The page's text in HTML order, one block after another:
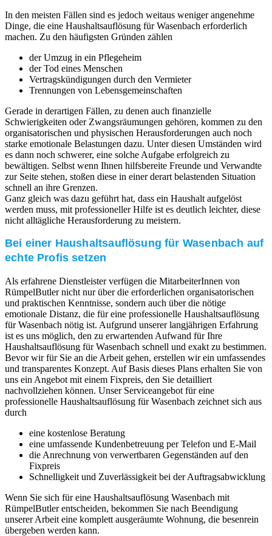
In den meisten Fällen sind es jedoch weitaus weniger angenehme
Dinge, die eine Haushaltsauflösung für Wasenbach erforderlich
machen. Zu den häufigsten Gründen zählen
der Umzug in ein Pflegeheim
der Tod eines Menschen
Vertragskündigungen durch den Vermieter
Trennungen von Lebensgemeinschaften
Gerade in derartigen Fällen, zu denen auch finanzielle
Schwierigkeiten oder Zwangsräumungen gehören, kommen zu den
organisatorischen und physischen Herausforderungen auch noch
starke emotionale Belastungen dazu. Unter diesen Umständen wird
es dann noch schwerer, eine solche Aufgabe erfolgreich zu
bewältigen. Selbst wenn Ihnen hilfsbereite Freunde und Verwandte
zur Seite stehen, stoßen diese in einer derart belastenden Situation
schnell an ihre Grenzen.
Ganz gleich was dazu geführt hat, dass ein Haushalt aufgelöst
werden muss, mit professioneller Hilfe ist es deutlich leichter, diese
nicht alltägliche Herausforderung zu meistern.
Bei einer Haushaltsauflösung für Wasenbach auf
echte Profis setzen
Als erfahrene Dienstleister verfügen die MitarbeiterInnen von
RümpelButler nicht nur über die erforderlichen organisatorischen
und praktischen Kenntnisse, sondern auch über die nötige
emotionale Distanz, die für eine professionelle Haushaltsauflösung
für Wasenbach nötig ist. Aufgrund unserer langjährigen Erfahrung
ist es uns möglich, den zu erwartenden Aufwand für Ihre
Haushaltsauflösung für Wasenbach schnell und exakt zu bestimmen.
Bevor wir für Sie an die Arbeit gehen, erstellen wir ein umfassendes
und transparentes Konzept. Auf Basis dieses Plans erhalten Sie von
uns ein Angebot mit einem Fixpreis, den Sie detailliert
nachvollziehen können. Unser Serviceangebot für eine
professionelle Haushaltsauflösung für Wasenbach zeichnet sich aus
durch
eine kostenlose Beratung
eine umfassende Kundenbetreuung per Telefon und E-Mail
die Anrechnung von verwertbaren Gegenständen auf den
Fixpreis
Schnelligkeit und Zuverlässigkeit bei der Auftragsabwicklung
Wenn Sie sich für eine Haushaltsauflösung Wasenbach mit
RümpelButler entscheiden, bekommen Sie nach Beendigung
unserer Arbeit eine komplett ausgeräumte Wohnung, die besenrein
übergeben werden kann.